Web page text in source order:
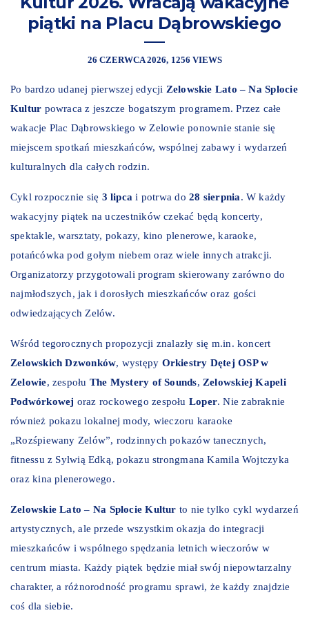
piątki na Placu Dąbrowskiego
26 CZERWCA 2026 1256 VIEWS
Po bardzo udanej pierwszej edycji Zelowskie Lato – Na Splocie
Kultur powraca z jeszcze bogatszym programem. Przez całe
wakacje Plac Dąbrowskiego w Zelowie ponownie stanie się
miejscem spotkań mieszkańców, wspólnej zabawy i wydarzeń
kulturalnych dla całych rodzin.
Cykl rozpocznie się 3 lipca i potrwa do28 sierpnia. W każdy
wakacyjny piątek na uczestników czekać będą koncerty,
spektakle, warsztaty, pokazy, kino plenerowe, karaoke,
potańcówka pod gołym niebem oraz wiele innych atrakcji.
Organizatorzy przygotowali program skierowany zarówno do
najmłodszych, jak i dorosłych mieszkańców oraz gości
odwiedzających Zelów.
Wśród tegorocznych propozycji znalazły się m.in. koncert
Zelowskich Dzwonków, występy Orkiestry Dętej OSP w
Zelowie, zespołu The Mystery of Sounds,Zelowskiej Kapeli
Podwórkowej oraz rockowego zespołu Loper. Nie zabraknie
również pokazu lokalnej mody, wieczoru karaoke
„Rozśpiewany Zelów”, rodzinnych pokazów tanecznych,
fitnessu z Sylwią Edką, pokazu strongmana Kamila Wojtczyka
oraz kina plenerowego.
Zelowskie Lato – Na Splocie Kultur to nie tylko cykl wydarzeń
artystycznych, ale przede wszystkim okazja do integracji
mieszkańców i wspólnego spędzania letnich wieczorów w
centrum miasta. Każdy piątek będzie miał swój niepowtarzalny
charakter, a różnorodność programu sprawi, że każdy znajdzie
coś dla siebie.